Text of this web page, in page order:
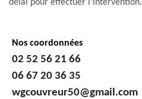
délai pour effectuer l'intervention.
Nos coordonnées
02 52 56 21 66
06 67 20 36 35
wgcouvreur50@gmail.com